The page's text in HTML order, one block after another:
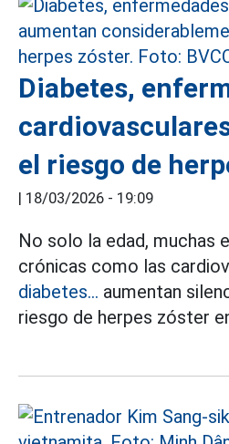
Diabetes,
el riesgo de
| 18/03/2026 - 19:09
No solo la edad, muchas
crónicas como las
diabetes... aumentan
riesgo de herpes zóster